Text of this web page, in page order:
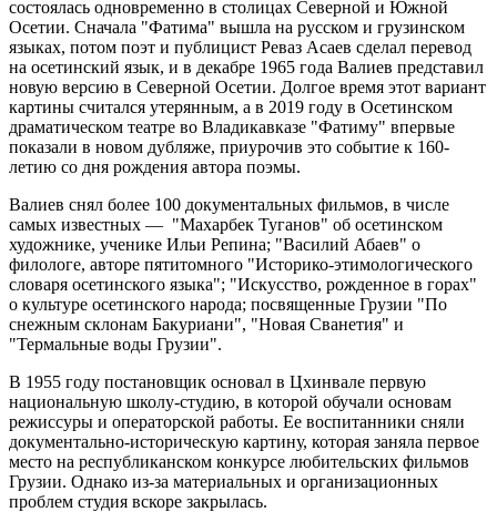
состоялась одновременно в столицах Северной и Южной
Осетии. Сначала "Фатима" вышла на русском и грузинском
языках, потом поэт и публицист Реваз Асаев сделал перевод
на осетинский язык, и в декабре 1965 года Валиев представил
новую версию в Северной Осетии. Долгое время этот вариант
картины считался утерянным, а в 2019 году в Осетинском
драматическом театре во Владикавказе "Фатиму" впервые
показали в новом дубляже, приурочив это событие к 160-
летию со дня рождения автора поэмы.
Валиев снял более 100 документальных фильмов, в числе
самых известных — "Махарбек Туганов" об осетинском
художнике, ученике Ильи Репина; "Василий Абаев" о
филологе, авторе пятитомного "Историко-этимологического
словаря осетинского языка"; "Искусство, рожденное в горах"
о культуре осетинского народа; посвященные Грузии "По
снежным склонам Бакуриани", "Новая Сванетия" и
"Термальные воды Грузии".
В 1955 году постановщик основал в Цхинвале первую
национальную школу-студию, в которой обучали основам
режиссуры и операторской работы. Ее воспитанники сняли
документально-историческую картину, которая заняла первое
место на республиканском конкурсе любительских фильмов
Грузии. Однако из-за материальных и организационных
проблем студия вскоре закрылась.